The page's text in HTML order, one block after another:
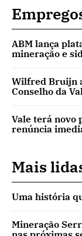
ABM lança
mineração e
Wilfred Bruijn
Conselho da
Vale terá novo
renúncia
Mais
Uma história
Mineração